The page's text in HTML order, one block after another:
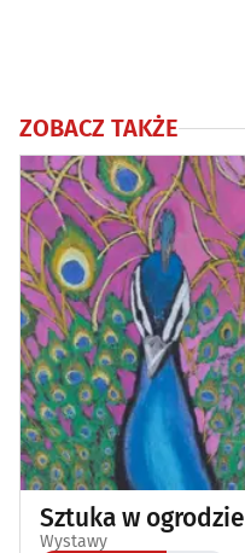
ZOBACZ TAKŻE
Sztuka w ogrodzie
Wystawy